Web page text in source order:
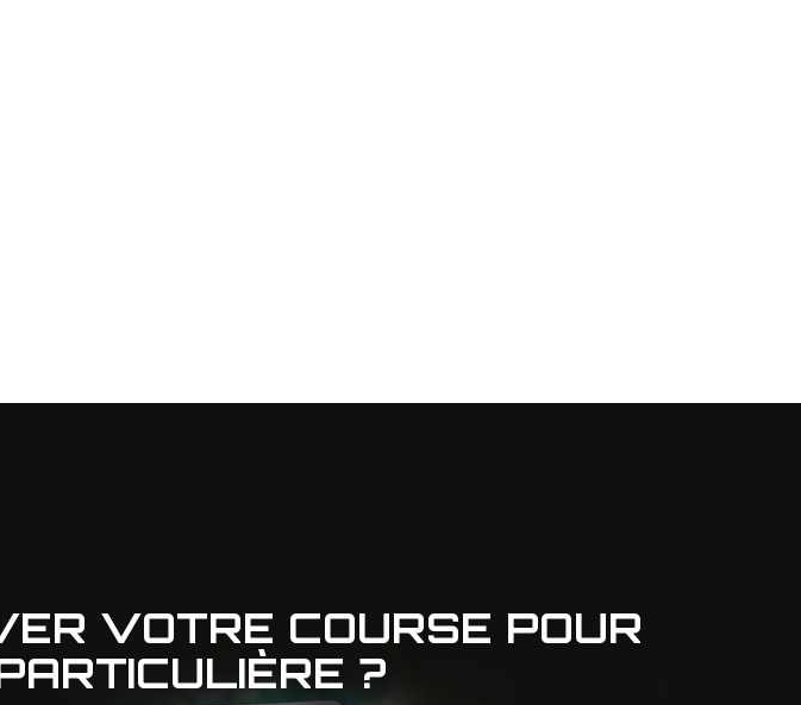
VOTRE COURSE POUR
?